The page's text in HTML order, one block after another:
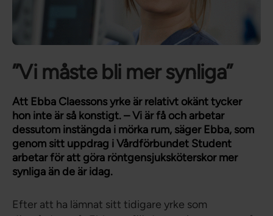
”Vi måste bli mer synliga”
Att Ebba Claessons yrke är relativt okänt tycker
hon inte är så konstigt. – Vi är få och arbetar
dessutom instängda i mörka rum, säger Ebba, som
genom sitt uppdrag i Vårdförbundet Student
arbetar för att göra röntgensjuksköterskor mer
synliga än de är idag.
Efter att ha lämnat sitt tidigare yrke som